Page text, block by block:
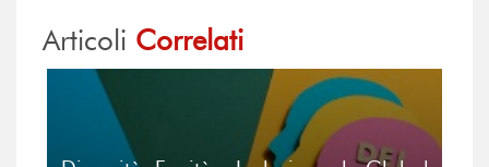
Articoli Correlati